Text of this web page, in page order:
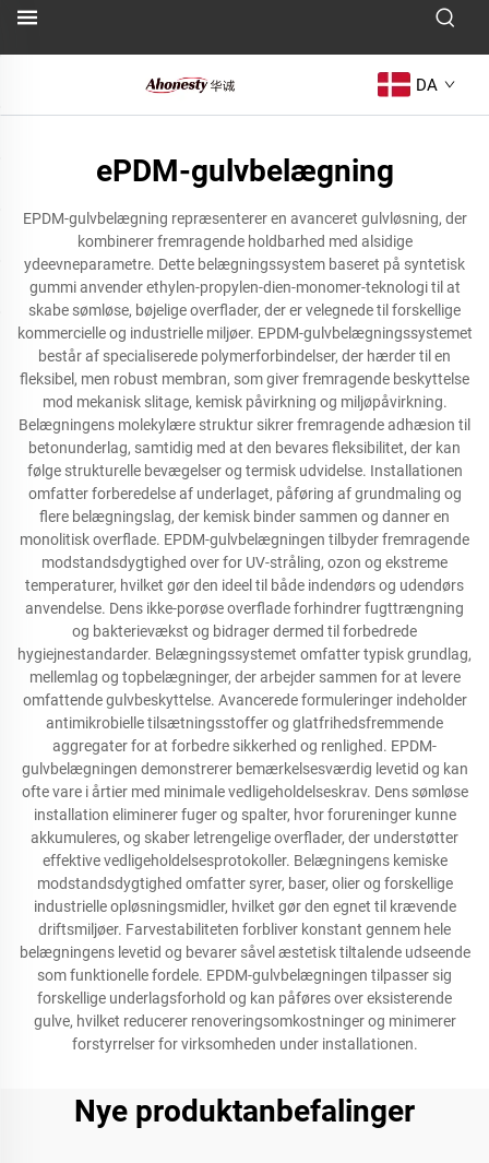
DA
ePDM-gulvbelægning
EPDM-gulvbelægning repræsenterer en avanceret gulvløsning, der
kombinerer fremragende holdbarhed med alsidige
ydeevneparametre. Dette belægningssystem baseret på syntetisk
gummi anvender ethylen-propylen-dien-monomer-teknologi til at
skabe sømløse, bøjelige overflader, der er velegnede til forskellige
kommercielle og industrielle miljøer. EPDM-gulvbelægningssystemet
består af specialiserede polymerforbindelser, der hærder til en
fleksibel, men robust membran, som giver fremragende beskyttelse
mod mekanisk slitage, kemisk påvirkning og miljøpåvirkning.
Belægningens molekylære struktur sikrer fremragende adhæsion til
betonunderlag, samtidig med at den bevares fleksibilitet, der kan
følge strukturelle bevægelser og termisk udvidelse. Installationen
omfatter forberedelse af underlaget, påføring af grundmaling og
flere belægningslag, der kemisk binder sammen og danner en
monolitisk overflade. EPDM-gulvbelægningen tilbyder fremragende
modstandsdygtighed over for UV-stråling, ozon og ekstreme
temperaturer, hvilket gør den ideel til både indendørs og udendørs
anvendelse. Dens ikke-porøse overflade forhindrer fugttrængning
og bakterievækst og bidrager dermed til forbedrede
hygiejnestandarder. Belægningssystemet omfatter typisk grundlag,
mellemlag og topbelægninger, der arbejder sammen for at levere
omfattende gulvbeskyttelse. Avancerede formuleringer indeholder
antimikrobielle tilsætningsstoffer og glatfrihedsfremmende
aggregater for at forbedre sikkerhed og renlighed. EPDM-
gulvbelægningen demonstrerer bemærkelsesværdig levetid og kan
ofte vare i årtier med minimale vedligeholdelseskrav. Dens sømløse
installation eliminerer fuger og spalter, hvor forureninger kunne
akkumuleres, og skaber letrengelige overflader, der understøtter
effektive vedligeholdelsesprotokoller. Belægningens kemiske
modstandsdygtighed omfatter syrer, baser, olier og forskellige
industrielle opløsningsmidler, hvilket gør den egnet til krævende
driftsmiljøer. Farvestabiliteten forbliver konstant gennem hele
belægningens levetid og bevarer såvel æstetisk tiltalende udseende
som funktionelle fordele. EPDM-gulvbelægningen tilpasser sig
forskellige underlagsforhold og kan påføres over eksisterende
gulve, hvilket reducerer renoveringsomkostninger og minimerer
forstyrrelser for virksomheden under installationen.
Nye produktanbefalinger